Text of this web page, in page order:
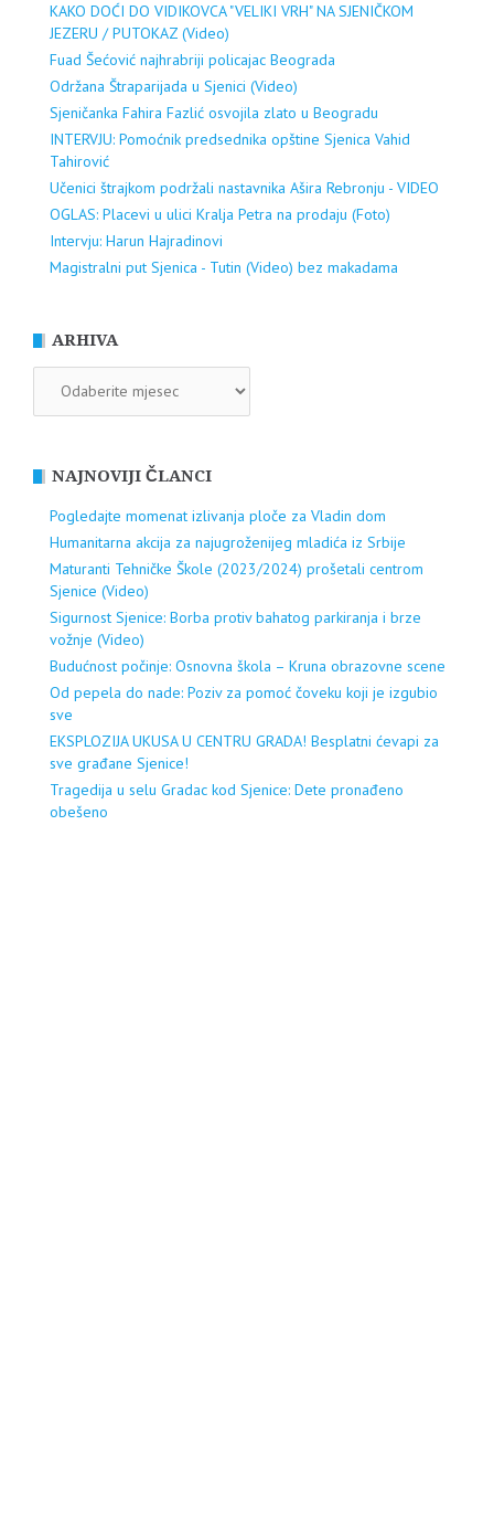
KAKO DOĆI DO VIDIKOVCA "VELIKI VRH" NA SJENIČKOM
JEZERU / PUTOKAZ (Video)
Fuad Šećović najhrabriji policajac Beograda
Održana Štraparijada u Sjenici (Video)
Sjeničanka Fahira Fazlić osvojila zlato u Beogradu
INTERVJU: Pomoćnik predsednika opštine Sjenica Vahid
Tahirović
Učenici štrajkom podržali nastavnika Ašira Rebronju - VIDEO
OGLAS: Placevi u ulici Kralja Petra na prodaju (Foto)
Intervju: Harun Hajradinovi
Magistralni put Sjenica - Tutin (Video) bez makadama
ARHIVA
NAJNOVIJI ČLANCI
Pogledajte momenat izlivanja ploče za Vladin dom
Humanitarna akcija za najugroženijeg mladića iz Srbije
Maturanti Tehničke Škole (2023/2024) prošetali centrom
Sjenice (Video)
Sigurnost Sjenice: Borba protiv bahatog parkiranja i brze
vožnje (Video)
Budućnost počinje: Osnovna škola – Kruna obrazovne scene
Od pepela do nade: Poziv za pomoć čoveku koji je izgubio
sve
EKSPLOZIJA UKUSA U CENTRU GRADA! Besplatni ćevapi za
sve građane Sjenice!
Tragedija u selu Gradac kod Sjenice: Dete pronađeno
obešeno